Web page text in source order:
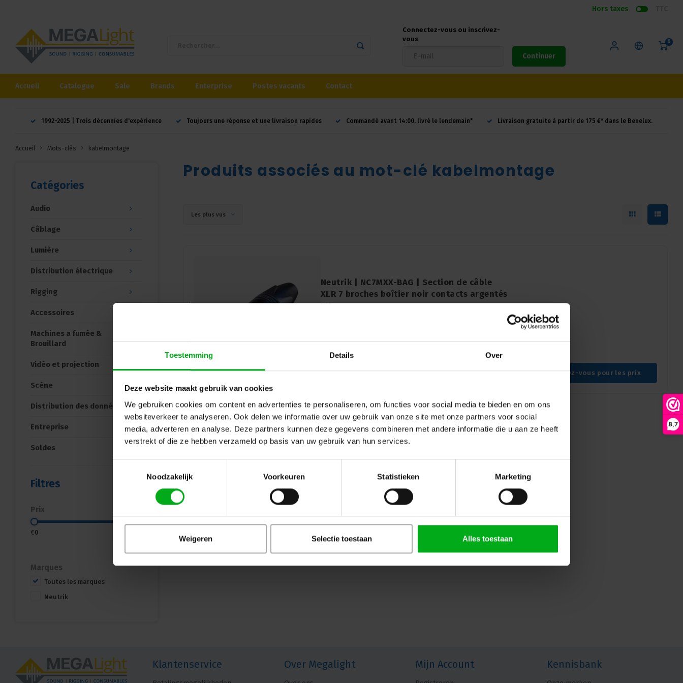
Toestemming Details Over
Deze website maakt gebruik van cookies
We gebruiken cookies om content en advertenties te personaliseren, om functies voor social media te bieden en om ons
websiteverkeer te analyseren. Ook delen we informatie over uw gebruik van onze site met onze partners voor social
media, adverteren en analyse. Deze partners kunnen deze gegevens combineren met andere informatie die u aan ze heeft
verstrekt of die ze hebben verzameld op basis van uw gebruik van hun services.
Noodzakelijk
Voorkeuren Statistieken Marketing
Weigeren Selectie toestaan Alles toestaan
8,7
Hors taxes
Connectez-vous ou inscrivez-
vous
Continuer
0
Accueil Catalogue Sale Brands Enterprise Postes vacants Contact
1992-2025 | Trois décennies d'expérience Toujours une réponse et une livraison rapides Commandé avant 14:00, livré le lendemain* Livraison gratuite à partir de 175 €* dans le Benelux.
Accueil Mots-clés kabelmontage
Catégories
Audio
Câblage
Lumière
Distribution électrique
Rigging
Accessoires
Machines a fumée &
Brouillard
Vidéo et projection
Scène
Distribution des données
Entreprise
Soldes
Filtres
Prix
€0
Marques
Toutes les marques
Neutrik
Produits associés au mot-clé kabelmontage
Les plus vus
Neutrik | NC7MXX-BAG | Section de câble
XLR 7 broches boîtier noir contacts argentés
XX
fiables avec un look élégant.
Connectez-vous pour les prix
Klantenservice Over Megalight Mijn Account Kennisbank